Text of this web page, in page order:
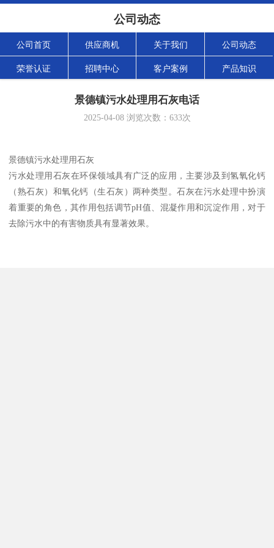
公司动态
公司首页 供应商机 关于我们 公司动态
荣誉认证 招聘中心 客户案例 产品知识
景德镇污水处理用石灰电话
2025-04-08浏览次数： 633次
景德镇污水处理用石灰
污水处理用石灰在环保领域具有广泛的应用，主要涉及到氢氧化钙
（熟石灰）和氧化钙（生石灰）两种类型。石灰在污水处理中扮演
着重要的角色，其作用包括调节pH值、混凝作用和沉淀作用，对于
去除污水中的有害物质具有显著效果。